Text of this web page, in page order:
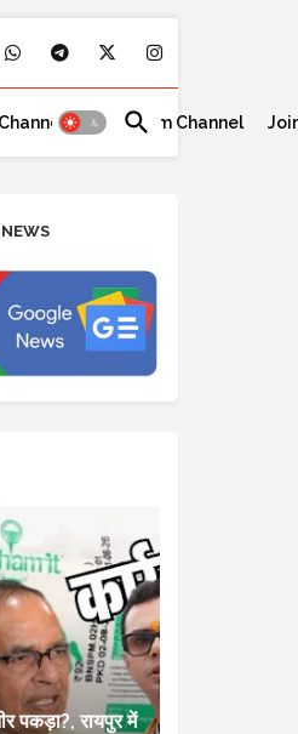
Telegram Channel
पकड़ा?, रायपुर में